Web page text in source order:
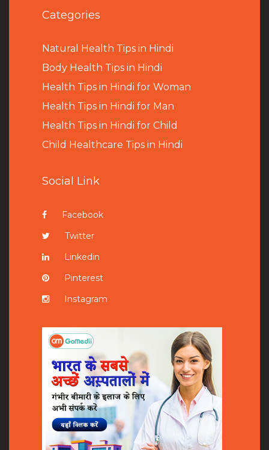
Categories
Natural Health Tips in Hindi
Body Health Tips in Hindi
Health Tips in Hindi for Woman
Health Tips in Hindi for Man
Health Tips in Hindi for Child
Child Healthcare Tips in Hindi
Social Link
Facebook
Twitter
Linkedin
Pinterest
Instagram